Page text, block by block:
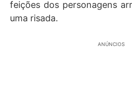
feições dos personagens
uma risada.
ANÚNCIOS